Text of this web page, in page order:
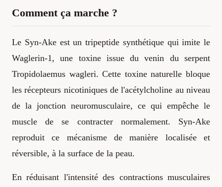
Comment ça marche ?
Le Syn-Ake est un tripeptide synthétique qui imite le
Waglerin-1, une toxine issue du venin du serpent
Tropidolaemus wagleri. Cette toxine naturelle bloque
les récepteurs nicotiniques de l'acétylcholine au niveau
de la jonction neuromusculaire, ce qui empêche le
muscle de se contracter normalement. Syn-Ake
reproduit ce mécanisme de manière localisée et
réversible, à la surface de la peau.
En réduisant l'intensité des contractions musculaires